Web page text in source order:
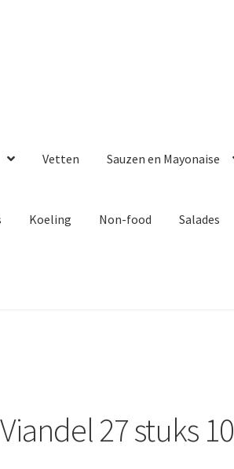
Vetten Sauzen en Mayonaise
Koeling Non-food Salades
27 stuks